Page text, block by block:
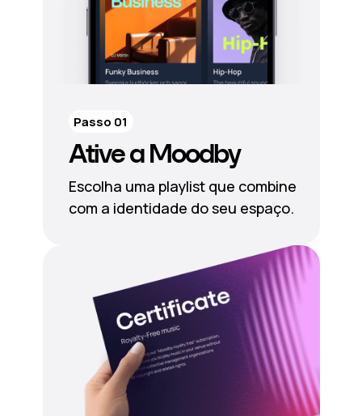
Ative a Moodby
Escolha uma playlist que combine
com a identidade do seu espaço.
Passo 01